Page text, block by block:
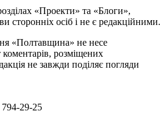
«Проекти» та «Блоги»,
сторонніх осіб і не є редакційними.
«Полтавщина» не несе
коментарів, розміщених
не завжди поділяє погляди
29-25